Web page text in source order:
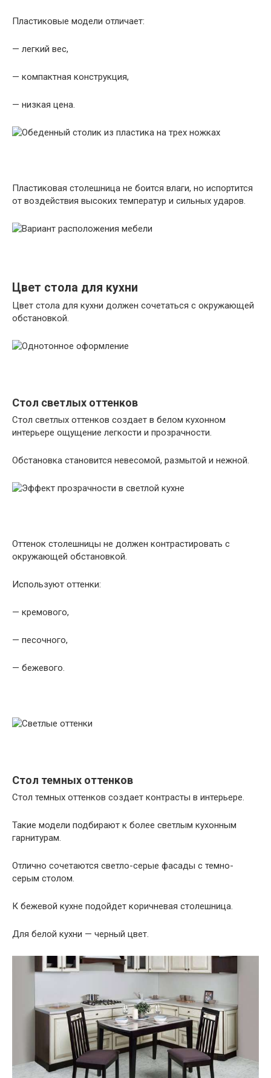
Пластиковые модели отличает:
— легкий вес,
— компактная конструкция,
— низкая цена.
Пластиковая столешница не боится влаги, но испортится
от воздействия высоких температур и сильных ударов.
Цвет стола для кухни
Цвет стола для кухни должен сочетаться с окружающей
обстановкой.
Стол светлых оттенков
Стол светлых оттенков создает в белом кухонном
интерьере ощущение легкости и прозрачности.
Обстановка становится невесомой, размытой и нежной.
Оттенок столешницы не должен контрастировать с
окружающей обстановкой.
Используют оттенки:
— кремового,
— песочного,
— бежевого.
Стол темных оттенков
Стол темных оттенков создает контрасты в интерьере.
Такие модели подбирают к более светлым кухонным
гарнитурам.
Отлично сочетаются светло-серые фасады с темно-
серым столом.
К бежевой кухне подойдет коричневая столешница.
Для белой кухни — черный цвет.